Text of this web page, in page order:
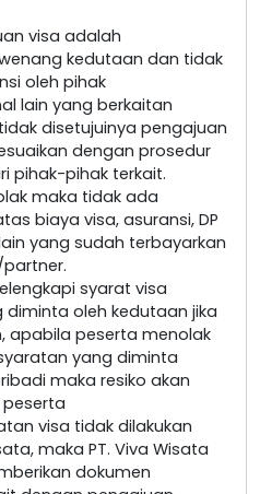
visa adalah
kedutaan dan tidak
oleh pihak
lain yang berkaitan
disetujuinya pengajuan
dengan prosedur
pihak-pihak terkait.
maka tidak ada
biaya visa, asuransi, DP
yang sudah terbayarkan
syarat visa
oleh kedutaan jika
apabila peserta menolak
yang diminta
maka resiko akan
peserta
visa tidak dilakukan
maka PT. Viva Wisata
dokumen